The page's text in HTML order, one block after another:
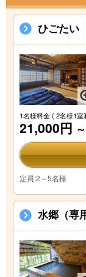
ひごたい
1名様料金( 2名様1室
21,000円 ～
定員:2～5名様
水郷（専